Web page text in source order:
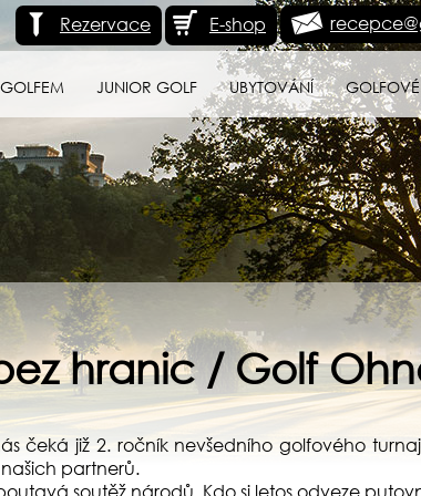
E-shop
Rezervace
JUNIOR GOLF UBYTOVÁNÍ
hranic / Golf
čeká již 2. ročník nevšedního golfového
partnerů.
soutěž národů. Kdo si letos odveze